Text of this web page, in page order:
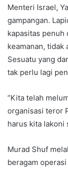
Menteri Israel,
gampangan.
kapasitas penuh
keamanan, tidak
Sesuatu yang
tak perlu lagi
“Kita telah
organisasi teror
harus kita lakoni
Murad Shuf
beragam